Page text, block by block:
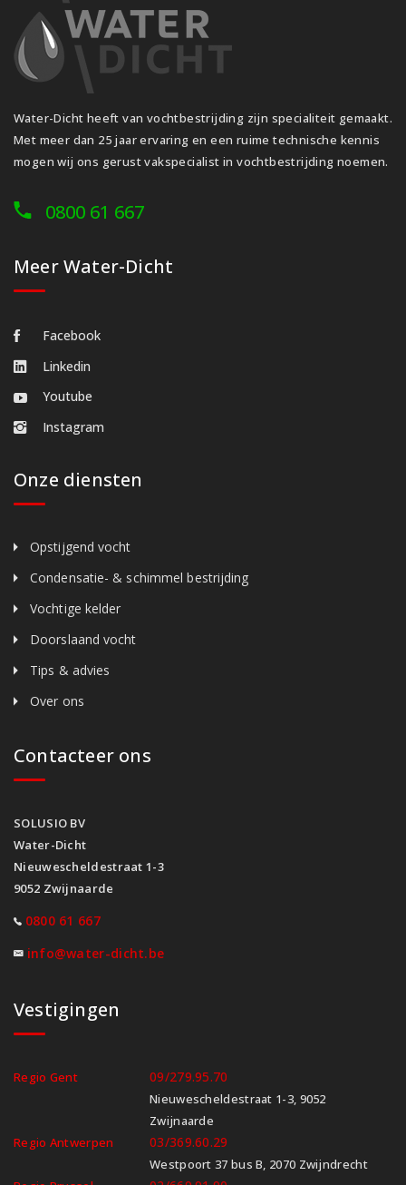
Water-Dicht heeft van vochtbestrijding zijn specialiteit gemaakt.
Met meer dan 25 jaar ervaring en een ruime technische kennis
mogen wij ons gerust vakspecialist in vochtbestrijding noemen.
0800 61 667
Meer Water-Dicht
Facebook
Linkedin
Youtube
Instagram
Onze diensten
Opstijgend vocht
Condensatie- & schimmel bestrijding
Vochtige kelder
Doorslaand vocht
Tips & advies
Over ons
Contacteer ons
SOLUSIO BV
Water-Dicht
Nieuwescheldestraat 1-3
9052 Zwijnaarde
0800 61 667
info@water-dicht.be
Vestigingen
Regio Gent 09/279.95.70
Nieuwescheldestraat 1-3, 9052
Zwijnaarde
Regio Antwerpen
03/369.60.29
Westpoort 37 bus B, 2070 Zwijndrecht